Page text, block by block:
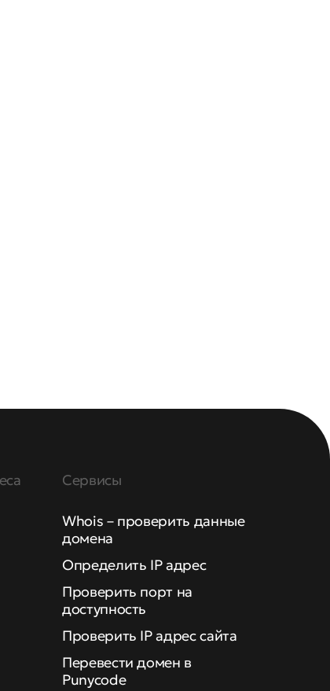
Сервисы
Whois – проверить данные
домена
Определить IP адрес
Проверить порт на
доступность
Проверить IP адрес сайта
Перевести домен в
Punycode